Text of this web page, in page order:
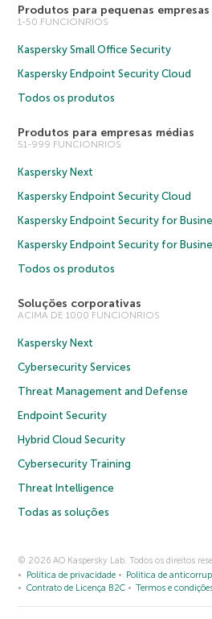
Produtos para pequenas empresas
1-50 FUNCIONRIOS
Kaspersky Small Office Security
Kaspersky Endpoint Security Cloud
Todos os produtos
Produtos para empresas médias
51-999 FUNCIONRIOS
Kaspersky Next
Kaspersky Endpoint Security Cloud
Kaspersky Endpoint Security for
Kaspersky Endpoint Security for
Todos os produtos
Soluções corporativas
ACIMA DE 1000 FUNCIONRIOS
Kaspersky Next
Cybersecurity Services
Threat Management and Defense
Endpoint Security
Hybrid Cloud Security
Cybersecurity Training
Threat Intelligence
Todas as soluções
© 2026 AO Kaspersky Lab. Todos os direitos
Política de privacidade
Política de
Contrato de Licença B2C
Termos e